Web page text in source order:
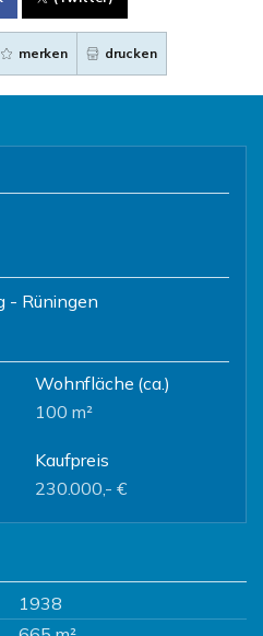
merken drucken
- Rüningen
Wohnfläche (ca.)
100 m²
Kaufpreis
230.000,- €
1938